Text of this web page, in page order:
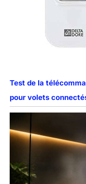
Test de la
pour volets